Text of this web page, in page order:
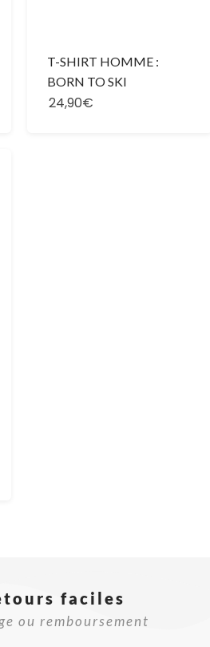
T-SHIRT HOMME :
BORN TO SKI
24,90€
faciles
ou remboursement